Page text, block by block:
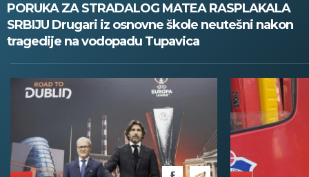
PORUKA ZA STRADALOG MATEA RASPLAKALA
SRBIJU Drugari iz osnovne škole neutešni nakon
tragedije na vodopadu Tupavica